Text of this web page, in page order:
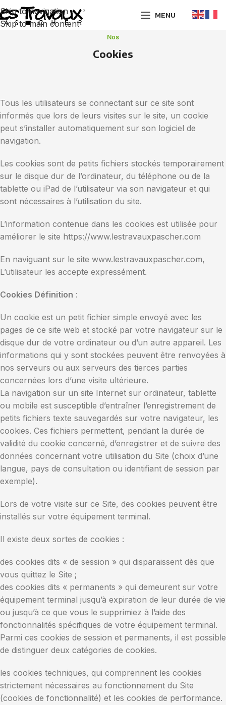
Skip to navigation
Skip to main content
MENU
Nos
Cookies
Tous les utilisateurs se connectant sur ce site sont
informés que lors de leurs visites sur le site, un cookie
peut s’installer automatiquement sur son logiciel de
navigation.
Les cookies sont de petits fichiers stockés temporairement
sur le disque dur de l’ordinateur, du téléphone ou de la
tablette ou iPad de l’utilisateur via son navigateur et qui
sont nécessaires à l’utilisation du site.
L’information contenue dans les cookies est utilisée pour
améliorer le site https://www.lestravauxpascher.com
En naviguant sur le site www.lestravauxpascher.com,
L’utilisateur les accepte expressément.
Cookies Définition :
Un cookie est un petit fichier simple envoyé avec les
pages de ce site web et stocké par votre navigateur sur le
disque dur de votre ordinateur ou d’un autre appareil. Les
informations qui y sont stockées peuvent être renvoyées à
nos serveurs ou aux serveurs des tierces parties
concernées lors d’une visite ultérieure.
La navigation sur un site Internet sur ordinateur, tablette
ou mobile est susceptible d’entraîner l’enregistrement de
petits fichiers texte sauvegardés sur votre navigateur, les
cookies. Ces fichiers permettent, pendant la durée de
validité du cookie concerné, d’enregistrer et de suivre des
données concernant votre utilisation du Site (choix d’une
langue, pays de consultation ou identifiant de session par
exemple).
Lors de votre visite sur ce Site, des cookies peuvent être
installés sur votre équipement terminal.
Il existe deux sortes de cookies :
des cookies dits « de session » qui disparaissent dès que
vous quittez le Site ;
des cookies dits « permanents » qui demeurent sur votre
équipement terminal jusqu’à expiration de leur durée de vie
ou jusqu’à ce que vous le supprimiez à l’aide des
fonctionnalités spécifiques de votre équipement terminal.
Parmi ces cookies de session et permanents, il est possible
de distinguer deux catégories de cookies.
les cookies techniques, qui comprennent les cookies
strictement nécessaires au fonctionnement du Site
(cookies de fonctionnalité) et les cookies de performance.